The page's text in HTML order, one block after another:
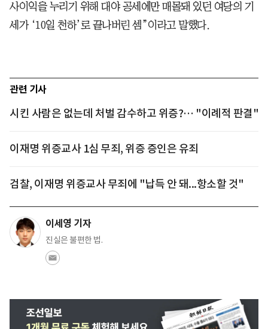
사이익을 누리기 위해 대야 공세에만 매몰돼 있던 여당의 기
세가 ‘10일 천하’로 끝나버린 셈”이라고 말했다.
관련 기사
시킨 사람은 없는데 처벌 감수하고 위증?… "이례적 판결"
이재명 위증교사 1심 무죄, 위증 증인은 유죄
검찰, 이재명 위증교사 무죄에 "납득 안 돼...항소할 것"
이세영 기자
진실은 불편한 법.